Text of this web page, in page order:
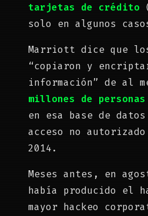
tarjetas de crédito
solo en algunos
Marriott dice que
“copiaron y
información” de al
millones de personas
en esa base de
acceso no
2014.
Meses antes, en
había producido el
mayor hackeo